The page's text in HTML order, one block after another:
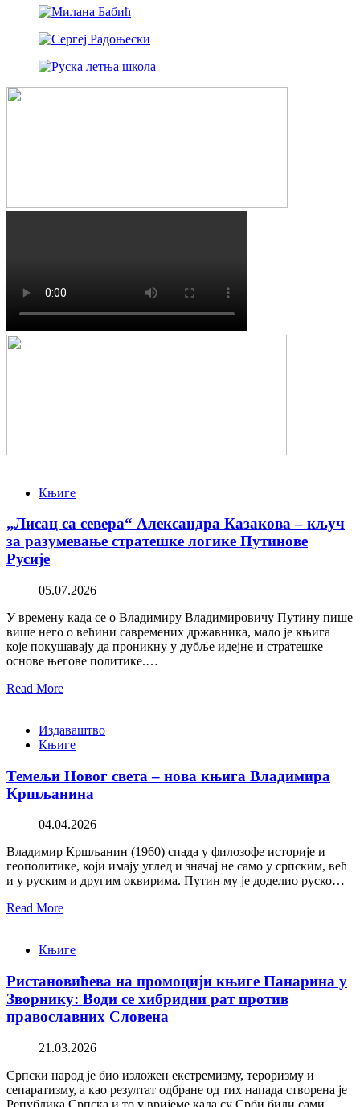
Књиге
„Лисац са севера“ Александра Казакова – кључ
за разумевање стратешке логике Путинове
Русије
05.07.2026
У времену када се о Владимиру Владимировичу Путину пише
више него о већини савремених државника, мало је књига
које покушавају да проникну у дубље идејне и стратешке
основе његове политике.…
Read More
Издаваштво
Књиге
Темељи Новог света – нова књига Владимира
Кршљанина
04.04.2026
Владимир Кршљанин (1960) спада у филозофе историје и
геополитике, који имају углед и значај не само у српским, већ
и у руским и другим оквирима. Путин му је доделио руско…
Read More
Књиге
Ристановићева на промоцији књиге Панарина у
Зворнику: Води се хибридни рат против
православних Словена
21.03.2026
Српски народ је био изложен екстремизму, тероризму и
сепаратизму, а као резултат одбране од тих напада створена је
Република Српска и то у вријеме када су Срби били сами,